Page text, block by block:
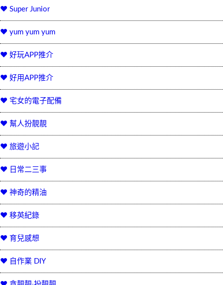
♥ Super Junior
♥ yum yum yum
♥ 好玩APP推介
♥ 好用APP推介
♥ 宅女的電子配備
♥ 幫人扮靚靚
♥ 旅遊小記
♥ 日常二三事
♥ 神奇的精油
♥ 移英紀錄
♥ 育兒感想
♥ 自作業 DIY